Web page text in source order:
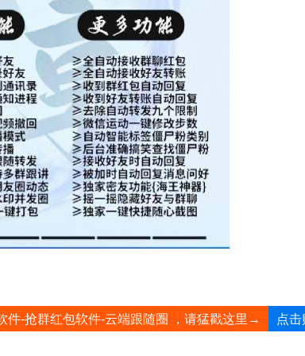
件-抢群红包软件-云端跟随圈 ，请猛戳这里→ 点